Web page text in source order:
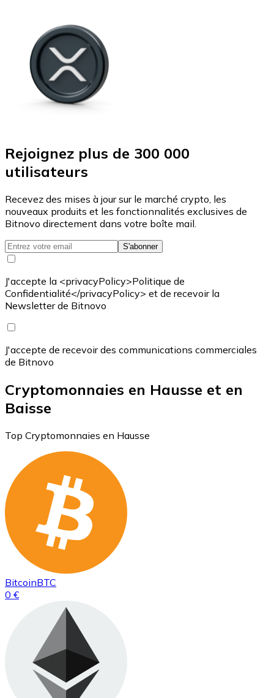
Rejoignez plus de 300 000
utilisateurs
Recevez des mises à jour sur le marché crypto, les
nouveaux produits et les fonctionnalités exclusives de
Bitnovo directement dans votre boîte mail.
S'abonner
J'accepte la <privacyPolicy>Politique de
Confidentialité</privacyPolicy> et de recevoir la
Newsletter de Bitnovo
J'accepte de recevoir des communications commerciales
de Bitnovo
Cryptomonnaies en Hausse et en
Baisse
Top Cryptomonnaies en Hausse
BitcoinBTC
0 €